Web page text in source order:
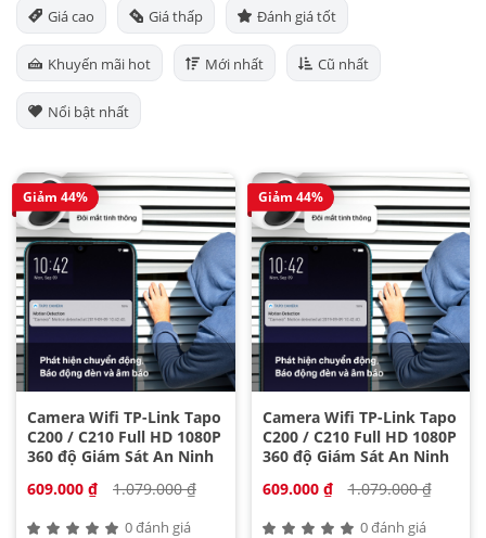
Giá cao Giá thấp Đánh giá tốt
Khuyến mãi hot Mới nhất Cũ nhất
Nổi bật nhất
Giảm 44%
Camera Wifi TP-Link Tapo
C200 / C210 Full HD 1080P
360 độ Giám Sát An Ninh
609.000 ₫
1.079.000 ₫
0 đánh giá
Giảm 44%
Camera Wifi TP-Link Tapo
C200 / C210 Full HD 1080P
360 độ Giám Sát An Ninh
609.000 ₫
1.079.000 ₫
0 đánh giá